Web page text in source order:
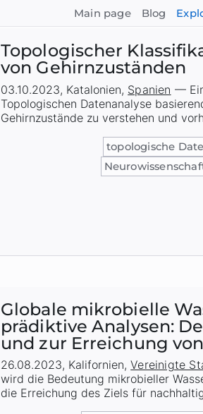
Main page Blog
Topologischer
von Gehirnzuständen
03.10.2023, Katalonien, Spanien —
Topologischen Datenanalyse
Gehirnzustände zu verstehen und
topologische
Globale mikrobielle
prädiktive Analysen:
und zur Erreichung
26.08.2023, Kalifornien, Vereinigte
wird die Bedeutung mikrobieller
die Erreichung des Ziels für